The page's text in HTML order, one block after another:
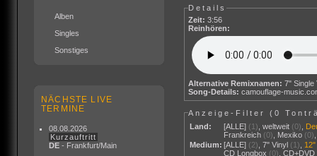
Alben
Singles
Sonstiges
NÄCHSTE LIVE
TERMINE
08.08.2026
Kurzauftritt
DE - Frankfurt/Main
Details
Zeit: 3:56
Reinhören:
Alternative Remixnamen: 7"
Song-Details: camouflage-
Anzeige-Filter (0
Land:
[ALLE] (1) ,weltweit (0)
Frankreich (0) Mexiko (0)
Medium: [ALLE] (2) ,7" Vinyl (1)
CD Longbox (0) ,CD+DVD